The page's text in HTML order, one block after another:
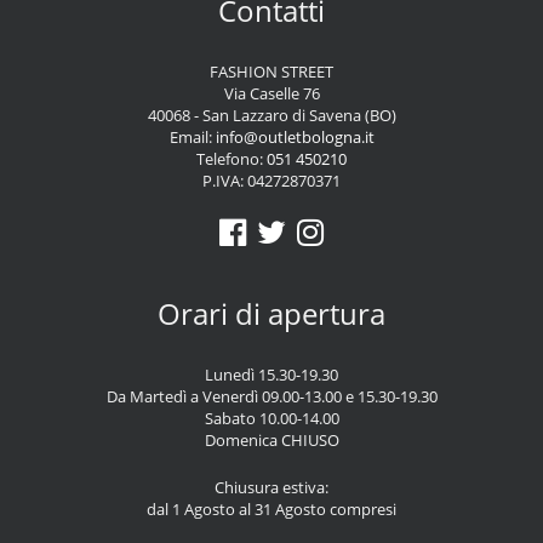
Contatti
FASHION STREET
Via Caselle 76
40068 - San Lazzaro di Savena (BO)
Email: info@outletbologna.it
Telefono:051 450210
P.IVA: 04272870371
Orari di apertura
Lunedì 15.30-19.30
Da Martedì a Venerdì 09.00-13.00 e 15.30-19.30
Sabato 10.00-14.00
Domenica CHIUSO
Chiusura estiva:
dal 1 Agosto al 31 Agosto compresi